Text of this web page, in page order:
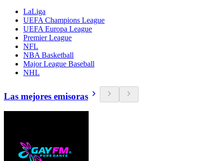
LaLiga
UEFA Champions League
UEFA Europa League
Premier League
NFL
NBA Basketball
Major League Baseball
NHL
Las mejores emisoras